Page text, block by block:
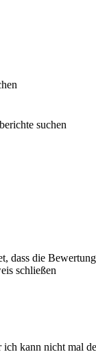
suchen
dass die
schließen
kann nicht mal